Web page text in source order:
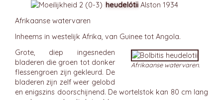
heudelótii Alston 1934
Afrikaanse watervaren
Inheems in westelijk Afrika, van Guinee tot Angola.
Afrikaanse watervaren.
Grote, diep ingesneden
bladeren die groen tot donker
flessengroen zijn gekleurd. De
bladeren zijn zelf weer gelobd
en enigszins doorschijnend. De wortelstok kan 80 cm lang